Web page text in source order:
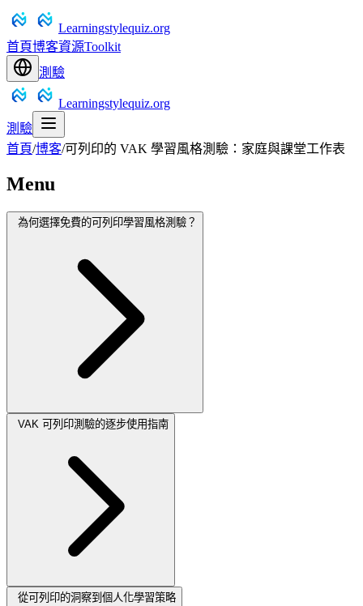
Learningstylequiz.org
首頁博客資源Toolkit
測驗
Learningstylequiz.org
測驗
首頁/博客/可列印的 VAK 學習風格測驗：家庭與課堂工作表
Menu
為何選擇免費的可列印學習風格測驗？
VAK 可列印測驗的逐步使用指南
從可列印的洞察到個人化學習策略